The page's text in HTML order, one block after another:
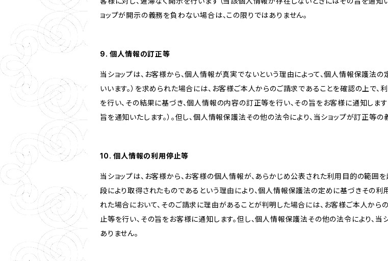
ョップが開示の義務を負わない場合は、この限りではありません。
9. 個人情報の訂正等
当ショップは、お客様から、個人情報が真実でないという理由によって、個人情報保護法
いいます。）を求められた場合には、お客様ご本人からのご請求であることを確認の上で
を行い、その結果に基づき、個人情報の内容の訂正等を行い、その旨をお客様に通知しま
旨を通知いたします。）。但し、個人情報保護法その他の法令により、当ショップが訂正等
10. 個人情報の利用停止等
当ショップは、お客様から、お客様の個人情報が、あらかじめ公表された利用目的の範
段により取得されたものであるという理由により、個人情報保護法の定めに基づきその利
れた場合において、そのご請求に理由があることが判明した場合には、お客様ご本人か
止等を行い、その旨をお客様に通知します。但し、個人情報保護法その他の法令により、
ありません。